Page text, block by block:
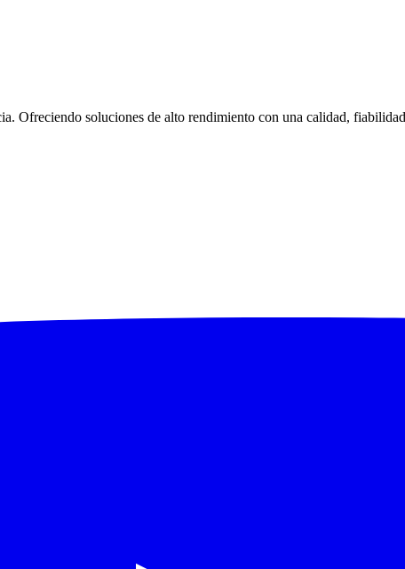
Ofreciendo soluciones de alto rendimiento con una calidad,